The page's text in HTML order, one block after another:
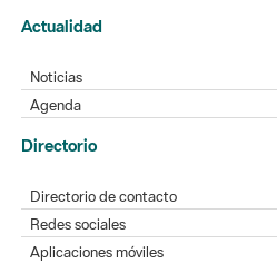
Actualidad
Noticias
Agenda
Directorio
Directorio de contacto
Redes sociales
Aplicaciones móviles